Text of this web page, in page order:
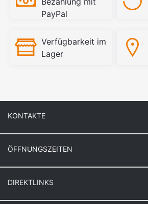
PayPal
Verfügbarkeit im
Lager
KONTAKTE
Butzenstr. 39
47918 Tönisvorst
ÖFFNUNGSZEITEN
Montag – Donnerstag
DIREKTLINKS